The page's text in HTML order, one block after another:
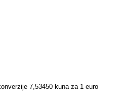
7,53450 kuna za 1 euro